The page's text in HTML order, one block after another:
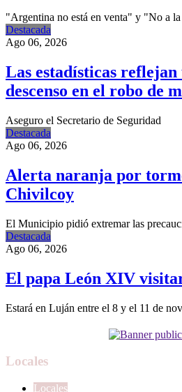
"Argentina no está en venta" y "No a
Destacada
Ago 06, 2026
Las estadísticas
descenso en el robo de
Aseguro el Secretario de Seguridad
Destacada
Ago 06, 2026
Alerta naranja por
Chivilcoy
El Municipio pidió extremar las
Destacada
Ago 06, 2026
El papa León XIV
Estará en Luján entre el 8 y el 11 de
Locales
Locales